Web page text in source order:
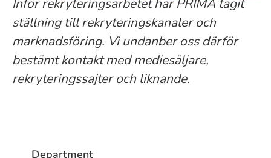
Inför rekryteringsarbetet har PRIMA tagit
ställning till rekryteringskanaler och
marknadsföring. Vi undanber oss därför
bestämt kontakt med mediesäljare,
rekryteringssajter och liknande.
Department